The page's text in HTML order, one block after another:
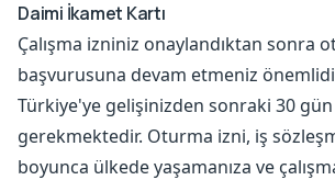
Daimi İkamet Kartı
Çalışma izniniz onaylandıktan sonra
başvurusuna devam etmeniz
Türkiye'ye gelişinizden sonraki 30 gün
gerekmektedir. Oturma izni, iş
boyunca ülkede yaşamanıza ve